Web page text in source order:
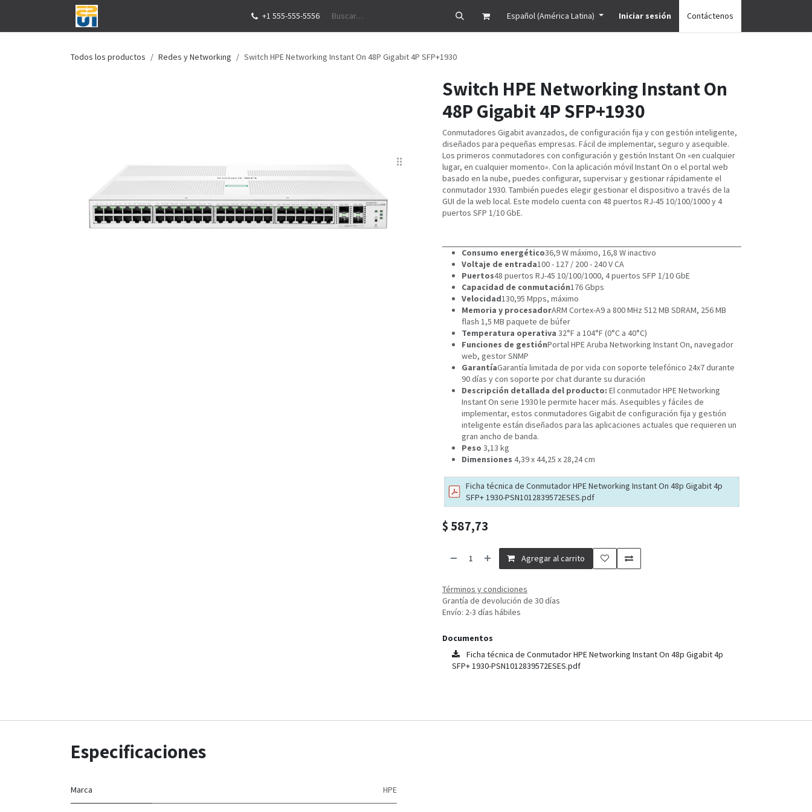
Servicios Precios Historias de éxito Empleos Contáctenos
+1 555-555-5556 Español (América Latina) Iniciar sesión Contáctenos
Todos los productos Redes y Networking Switch HPE Networking Instant On 48P Gigabit 4P SFP+1930
Switch HPE Networking Instant On
48P Gigabit 4P SFP+1930
Conmutadores Gigabit avanzados, de configuración fija y con gestión inteligente,
diseñados para pequeñas empresas. Fácil de implementar, seguro y asequible.
Los primeros conmutadores con configuración y gestión Instant On «en cualquier
lugar, en cualquier momento». Con la aplicación móvil Instant On o el portal web
basado en la nube, puedes configurar, supervisar y gestionar rápidamente el
conmutador 1930. También puedes elegir gestionar el dispositivo a través de la
GUI de la web local. Este modelo cuenta con 48 puertos RJ-45 10/100/1000 y 4
puertos SFP 1/10 GbE.
Consumo energético36,9 W máximo, 16,8 W inactivo
Voltaje de entrada100 - 127 / 200 - 240 V CA
Puertos48 puertos RJ-45 10/100/1000, 4 puertos SFP 1/10 GbE
Capacidad de conmutación176 Gbps
Velocidad130,95 Mpps, máximo
Memoria y procesadorARM Cortex-A9 a 800 MHz 512 MB SDRAM, 256 MB
flash 1,5 MB paquete de búfer
Temperatura operativa 32°F a 104°F (0°C a 40°C)
Funciones de gestiónPortal HPE Aruba Networking Instant On, navegador
web, gestor SNMP
GarantíaGarantía limitada de por vida con soporte telefónico 24x7 durante
90 días y con soporte por chat durante su duración
Descripción detallada del producto: El conmutador HPE Networking
Instant On serie 1930 le permite hacer más. Asequibles y fáciles de
implementar, estos conmutadores Gigabit de configuración fija y gestión
inteligente están diseñados para las aplicaciones actuales que requieren un
gran ancho de banda.
Peso 3,13 kg
Dimensiones 4,39 x 44,25 x 28,24 cm
Ficha técnica de Conmutador HPE Networking Instant On 48p Gigabit 4p
SFP+ 1930-PSN1012839572ESES.pdf
$ 587,73
Agregar al carrito
Términos y condiciones
Grantía de devolución de 30 días
Envío: 2-3 días hábiles
Documentos
Ficha técnica de Conmutador HPE Networking Instant On 48p Gigabit 4p
SFP+ 1930-PSN1012839572ESES.pdf
Especificaciones
Marca HPE